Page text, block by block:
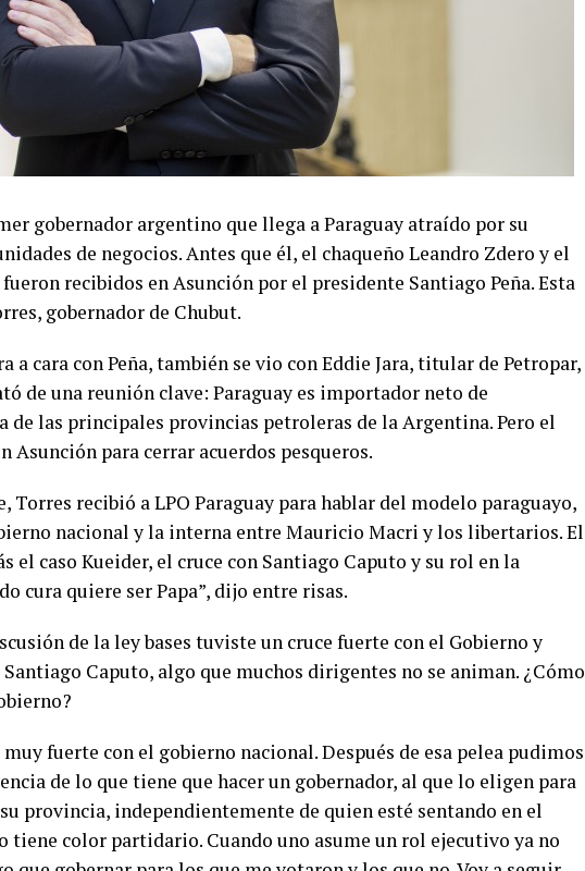
gobernador argentino que llega a Paraguay atraído por su
de negocios. Antes que él, el chaqueño Leandro Zdero y el
recibidos en Asunción por el presidente Santiago Peña. Esta
gobernador de Chubut.
a cara con Peña, también se vio con Eddie Jara, titular de Petropar,
de una reunión clave: Paraguay es importador neto de
de las principales provincias petroleras de la Argentina. Pero el
Asunción para cerrar acuerdos pesqueros.
Torres recibió a LPO Paraguay para hablar del modelo paraguayo,
nacional y la interna entre Mauricio Macri y los libertarios. El
el caso Kueider, el cruce con Santiago Caputo y su rol en la
cura quiere ser Papa”, dijo entre risas.
de la ley bases tuviste un cruce fuerte con el Gobierno y
Caputo, algo que muchos dirigentes no se animan. ¿Cómo
muy fuerte con el gobierno nacional. Después de esa pelea pudimos
de lo que tiene que hacer un gobernador, al que lo eligen para
provincia, independientemente de quien esté sentando en el
tiene color partidario. Cuando uno asume un rol ejecutivo ya no